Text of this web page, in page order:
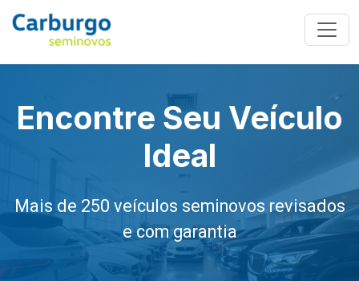
Encontre Seu Veículo
Ideal
Mais de 250 veículos seminovos revisados
e com garantia